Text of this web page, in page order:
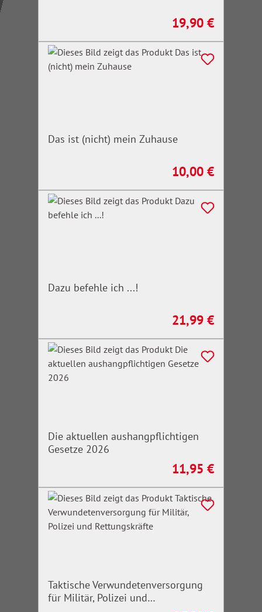
Regulärer Preis:
19,90 €
Das ist (nicht) mein Zuhause
Regulärer Preis:
10,00 €
Dazu befehle ich ...!
Regulärer Preis:
21,99 €
Die aktuellen aushangpflichtigen
Gesetze 2026
Regulärer Preis:
11,95 €
Taktische Verwundetenversorgung
für Militär, Polizei und